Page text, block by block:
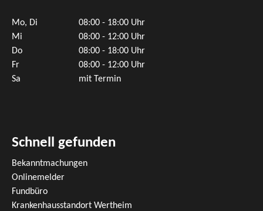
Mo, Di
08:00 - 18:00 Uhr
Mi
08:00 - 12:00 Uhr
Do
08:00 - 18:00 Uhr
Fr
08:00 - 12:00 Uhr
Sa
mit Termin
Schnell gefunden
Bekanntmachungen
Onlinemelder
Fundbüro
Krankenhausstandort Wertheim